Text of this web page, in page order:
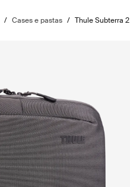
/ Cases e pastas / Thule Subterra 2